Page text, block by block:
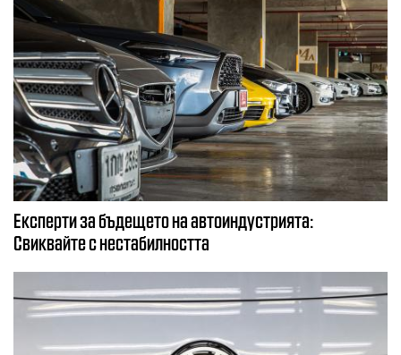
Експерти за бъдещето на автоиндустрията:
Свиквайте с нестабилността